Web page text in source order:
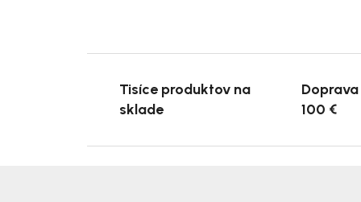
Tisíce produktov na
sklade
100 €